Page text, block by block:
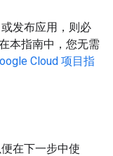
发布应用，则必
本指南中，您无需
Cloud 项目指
在下一步中使